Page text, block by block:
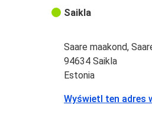
Saikla
Saare maakond,
94634 Saikla
Estonia
Wyświetl ten adres